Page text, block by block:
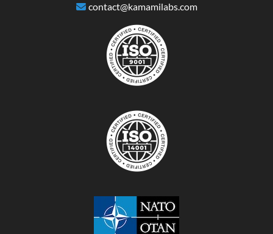
contact@kamamilabs.com